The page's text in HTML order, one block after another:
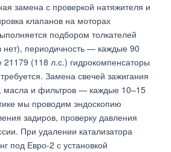
замена с проверкой натяжителя и
клапанов на моторах
подбором толкателей
нет), периодичность — каждые 90
21179 (118 л.с.) гидрокомпенсаторы
Замена свечей зажигания
и фильтров — каждые 10–15
мы проводим эндоскопию
задиров, проверку давления
При удалении катализатора
под Евро-2 с установкой